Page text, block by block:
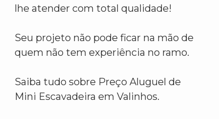
lhe atender com total qualidade!
Seu projeto não pode ficar na mão de
quem não tem experiência no ramo.
Saiba tudo sobre Preço Aluguel de
Mini Escavadeira em Valinhos.